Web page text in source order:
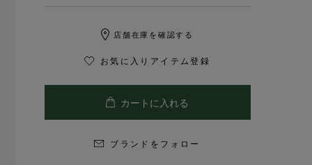
店舗在庫を確認する
お気に入りアイテム登録
ブランドをフォロー